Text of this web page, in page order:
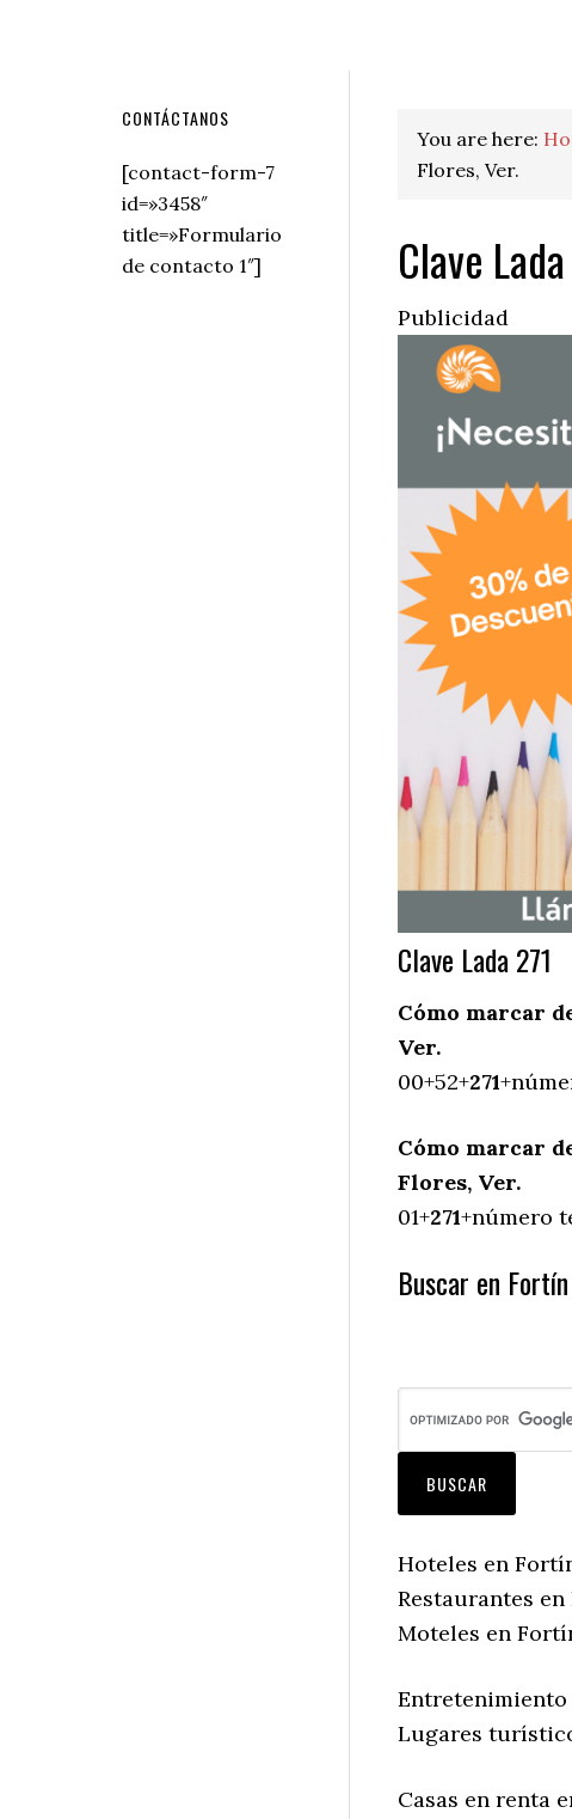
You are here:
Flores, Ver.
Clave
Publicidad
Clave Lada 271
Cómo marcar
Ver.
00+52+271
Cómo marcar
Flores, Ver.
01+271+número
Buscar en
Hoteles en
Restaurantes
Moteles en
Entretenimiento
Lugares
Casas en renta
Secondary
Sidebar
CONTÁCTANOS
[contact-form-7
id=»3458″
title=»Formulario
de contacto 1″]